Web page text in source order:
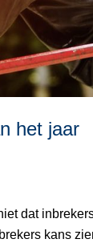
het jaar
dat
kans